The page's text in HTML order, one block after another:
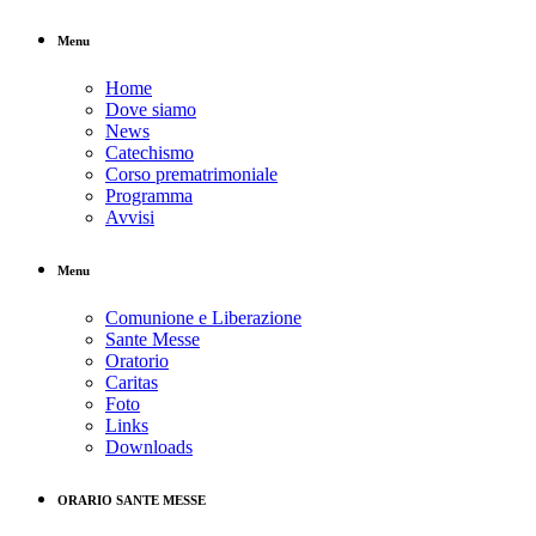
Menu
Home
Dove siamo
News
Catechismo
Corso prematrimoniale
Programma
Avvisi
Menu
Comunione e Liberazione
Sante Messe
Oratorio
Caritas
Foto
Links
Downloads
ORARIO SANTE MESSE